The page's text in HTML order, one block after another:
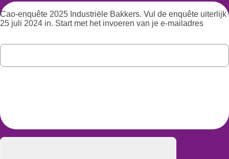
Cao-enquête 2025 Industriële Bakkers. Vul de enquête uiterlijk
25 juli 2024 in. Start met het invoeren van je e-mailadres